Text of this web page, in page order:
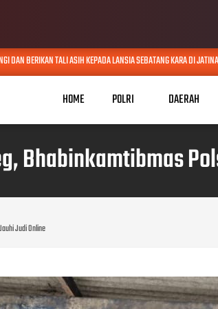
LANSIA SEBATANG KARA DI JATINANGOR AUG 06, 2026
HOME POLRI DAERAH
Bhabinkamtibmas
Judi Online